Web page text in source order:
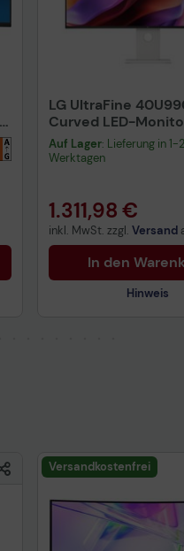
LG UltraFine
Curved LED-
cm (40")
Auf Lager: Lieferung in 1-2
Werktagen
1.311,98 €
inkl. MwSt. zzgl. Versand
In den
Hinweis
Versandkostenfrei